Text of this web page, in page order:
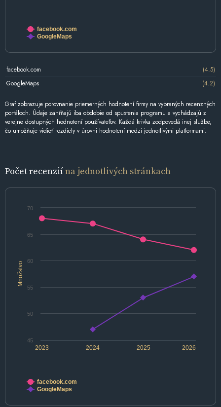
facebook.com
GoogleMaps
facebook.com
(4.5)
GoogleMaps
(4.2)
Graf zobrazuje porovnanie priemerných hodnotení firmy na vybraných recenzných
portáloch. Údaje zahŕňajú iba obdobie od spustenia programu a vychádzajú z
verejne dostupných hodnotení používateľov. Každá krivka zodpovedá inej službe,
čo umožňuje vidieť rozdiely v úrovni hodnotení medzi jednotlivými platformami.
Počet recenziína jednotlivých stránkach
Množstvo
2024 2026
2023 2025
45
50
55
60
65
70
facebook.com
GoogleMaps